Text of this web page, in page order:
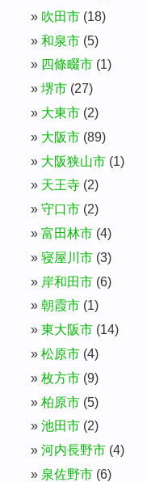
吹田市 (18)
和泉市 (5)
四條畷市 (1)
堺市 (27)
大東市 (2)
大阪市 (89)
大阪狭山市 (1)
天王寺 (2)
守口市 (2)
富田林市 (4)
寝屋川市 (3)
岸和田市 (6)
朝霞市 (1)
東大阪市 (14)
松原市 (4)
枚方市 (9)
柏原市 (5)
池田市 (2)
河内長野市 (4)
泉佐野市 (6)